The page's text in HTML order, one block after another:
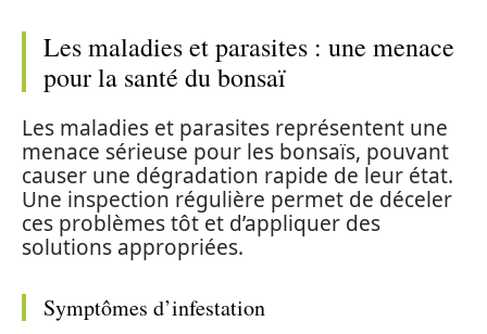
Les maladies et parasites : une menace
pour la santé du bonsaï
Les maladies et parasites représentent une
menace sérieuse pour les bonsaïs, pouvant
causer une dégradation rapide de leur état.
Une inspection régulière permet de déceler
ces problèmes tôt et d’appliquer des
solutions appropriées.
Symptômes d’infestation